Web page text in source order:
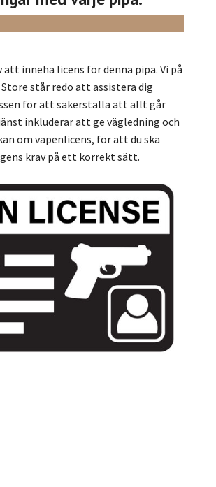
att inneha licens för denna pipa. Vi på
står redo att assistera dig
för att säkerställa att allt går
inkluderar att ge vägledning och
om vapenlicens, för att du ska
krav på ett korrekt sätt.